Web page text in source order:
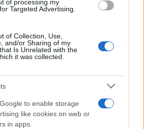
of processing my
Targeted Advertising.
of Collection, Use,
and/or Sharing of my
Is Unrelated with the
it was collected.
to enable storage
like cookies on web or
in apps.
jelentkezéseit. A hat hónapos,
értékű ösztöndíjra 35 évnél fiatalabb,
rendelkező, Magyarországon
designerek jelentkezhetnek.
Essentia Artis kurátorainak, akiknek az
munkáiból kellett kiállítást